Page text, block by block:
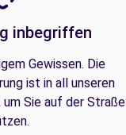
inbegriffen
Gewissen. Die
ist in all unseren
Sie auf der